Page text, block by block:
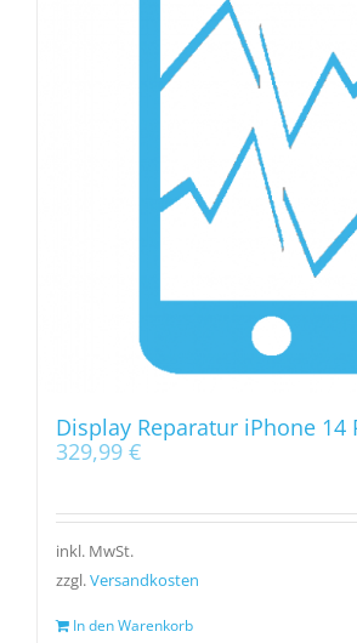
Display Reparatur iPhone 14
329,99 €
inkl. MwSt.
zzgl.Versandkosten
In den Warenkorb